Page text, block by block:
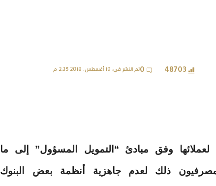
تم النشر في: 19 أغسطس، 2018 2:35 م 48703
0
وفق مبادئ “التمويل المسؤول” إلى ما
ذلك لعدم جاهزية أنظمة بعض البنوك